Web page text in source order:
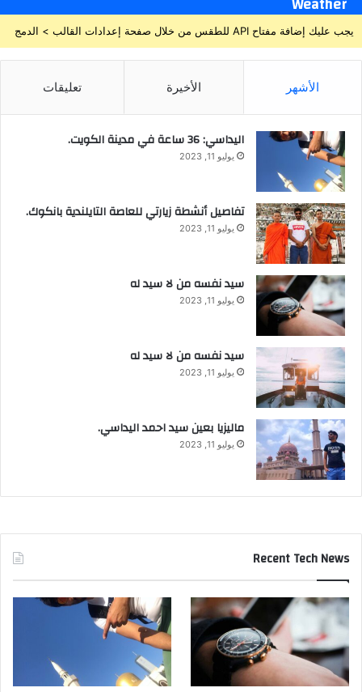
يجب عليك إضافة مفتاح API للطقس من خلال صفحة إعدادات القالب > الدمج
الأشهر الأخيرة تعليقات
اليداسي: 36 ساعة في مدينة الكويت.
يوليو 11, 2023
تفاصيل أنشطة زيارتي للعاصة التايلندية بانكوك.
يوليو 11, 2023
سيد نفسه من لا سيد له
يوليو 11, 2023
سيد نفسه من لا سيد له
يوليو 11, 2023
ماليزيا بعين سيد احمد اليداسي.
يوليو 11, 2023
Recent Tech News